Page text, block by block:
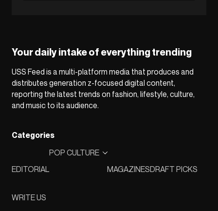
Your daily intake of everything trending
USS Feed is a multi-platform media that produces and
distributes generation z-focused digital content,
reporting the latest trends on fashion, lifestyle, culture,
and music to its audience.
Categories
EDITORIAL
POP CULTURE
MAGAZINESDRAFT PICKS
WRITE US